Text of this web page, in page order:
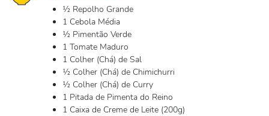
½ Repolho Grande
1 Cebola Média
½ Pimentão Verde
1 Tomate Maduro
1 Colher (Chá) de Sal
½ Colher (Chá) de Chimichurri
½ Colher (Chá) de Curry
1 Pitada de Pimenta do Reino
1 Caixa de Creme de Leite (200g)